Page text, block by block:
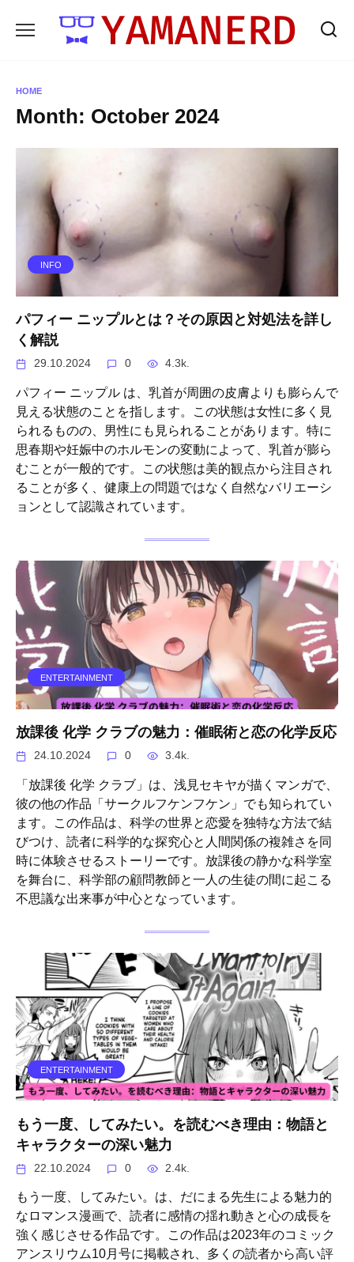
HOME
Month: October 2024
INFO
パフィー ニップルとは？その原因と対処法を詳し
く解説
29.10.2024 0 4.3k.
パフィー ニップル は、乳首が周囲の皮膚よりも膨らんで
見える状態のことを指します。この状態は女性に多く見
られるものの、男性にも見られることがあります。特に
思春期や妊娠中のホルモンの変動によって、乳首が膨ら
むことが一般的です。この状態は美的観点から注目され
ることが多く、健康上の問題ではなく自然なバリエーシ
ョンとして認識されています。
ENTERTAINMENT
放課後 化学 クラブの魅力：催眠術と恋の化学反応
24.10.2024 0 3.4k.
「放課後 化学 クラブ」は、浅見セキヤが描くマンガで、
彼の他の作品「サークルフケンフケン」でも知られてい
ます。この作品は、科学の世界と恋愛を独特な方法で結
びつけ、読者に科学的な探究心と人間関係の複雑さを同
時に体験させるストーリーです。放課後の静かな科学室
を舞台に、科学部の顧問教師と一人の生徒の間に起こる
不思議な出来事が中心となっています。
ENTERTAINMENT
もう一度、してみたい。を読むべき理由：物語と
キャラクターの深い魅力
22.10.2024 0 2.4k.
もう一度、してみたい。は、だにまる先生による魅力的
なロマンス漫画で、読者に感情の揺れ動きと心の成長を
強く感じさせる作品です。この作品は2023年のコミック
アンスリウム10月号に掲載され、多くの読者から高い評